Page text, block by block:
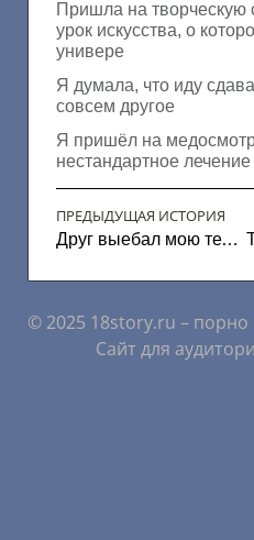
Пришла на творческую
урок искусства, о
универе
Я думала, что иду
совсем другое
Я пришёл на
нестандартное
ПРЕДЫДУЩАЯ ИСТОРИЯ
Друг выебал мою телку
© 2025 18story.ru – порно
Сайт для